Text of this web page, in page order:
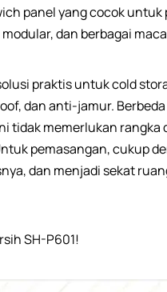
panel yang cocok
dan berbagai
praktis untuk cold
dan anti-jamur.
tidak memerlukan
pemasangan, cukup
dan menjadi sekat
SH-P601!